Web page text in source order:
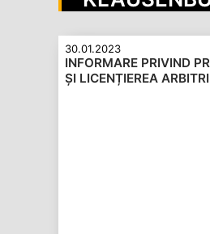
30.01.2023
INFORMARE PRIVIND
ȘI LICENȚIEREA